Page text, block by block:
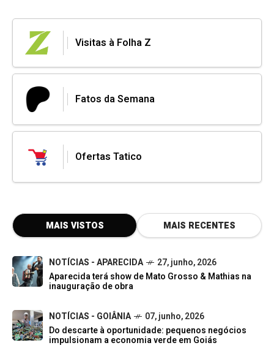
Visitas à Folha Z
Fatos da Semana
Ofertas Tatico
MAIS VISTOS MAIS RECENTES
NOTÍCIAS - APARECIDA
27, junho, 2026
Aparecida terá show de Mato Grosso & Mathias na
inauguração de obra
NOTÍCIAS - GOIÂNIA
07, junho, 2026
Do descarte à oportunidade: pequenos negócios
impulsionam a economia verde em Goiás